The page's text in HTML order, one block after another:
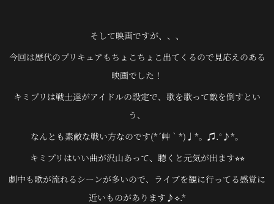
そして映画ですが、、、
今回は歴代のプリキュアもちょこちょこ出てくるので見応えのある
映画でした！
キミプリは戦士達がアイドルの設定で、歌を歌って敵を倒すとい
う、
なんとも素敵な戦い方なのです(*´艸｀*)♩*。♫.°♪*。
キミプリはいい曲が沢山あって、聴くと元気が出ます⭐︎⭐︎
劇中も歌が流れるシーンが多いので、ライブを観に行ってる感覚に
近いものがあります♪⟡.*